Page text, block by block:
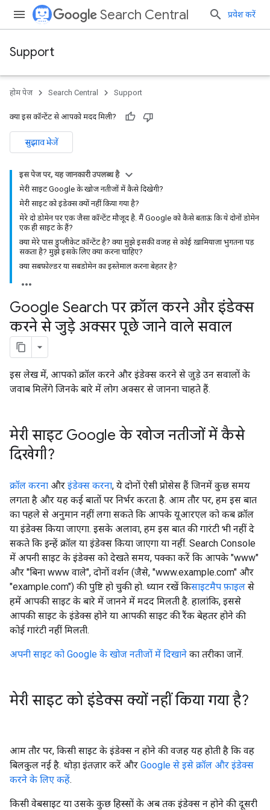
Search Central प्रवेश करें
Support
होम पेज Search Central Support
क्या इस कॉन्टेंट से आपको मदद मिली?
सुझाव भेजें
इस पेज पर, यह जानकारी उपलब्ध है
मेरी साइट Google के खोज नतीजों में कैसे दिखेगी?
मेरी साइट को इंडेक्स क्यों नहीं किया गया है?
मेरे दो डोमेन पर एक जैसा कॉन्टेंट मौजूद है. मैं Google को कैसे बताऊं कि ये दोनों डोमेन
एक ही साइट के हैं?
क्या मेरे पास डुप्लीकेट कॉन्टेंट है? क्या मुझे इसकी वजह से कोई ख़ामियाज़ा भुगतना पड़
सकता है? मुझे इसके लिए क्या करना चाहिए?
क्या सबफ़ोल्डर या सबडोमेन का इस्तेमाल करना बेहतर है?
Google Search पर क्रॉल करने और इंडेक्स
करने से जुड़े अक्सर पूछे जाने वाले सवाल
इस लेख में, आपको क्रॉल करने और इंडेक्स करने से जुड़े उन सवालों के
जवाब मिलेंगे जिनके बारे में लोग अक्सर से जानना चाहते हैं.
मेरी साइट Google के खोज नतीजों में कैसे
दिखेगी?
क्रॉल करना और इंडेक्स करना, ये दोनों ऐसी प्रोसेस हैं जिनमें कुछ समय
लगता है और यह कई बातों पर निर्भर करता है. आम तौर पर, हम इस बात
का पहले से अनुमान नहीं लगा सकते कि आपके यूआरएल को कब क्रॉल
या इंडेक्स किया जाएगा. इसके अलावा, हम इस बात की गारंटी भी नहीं दे
सकते कि इन्हें क्रॉल या इंडेक्स किया जाएगा या नहीं. Search Console
में अपनी साइट के इंडेक्स को देखते समय, पक्का करें कि आपके "www"
और "बिना www वाले", दोनों वर्शन (जैसे, "www.example.com" और
"example.com") की पुष्टि हो चुकी हो. ध्यान रखें किसाइटमैप फ़ाइल से
हमें आपकी साइट के बारे में जानने में मदद मिलती है. हालांकि, इससे
आपकी साइट के इंडेक्स होने या आपकी साइट की रैंक बेहतर होने की
कोई गारंटी नहीं मिलती.
अपनी साइट को Google के खोज नतीजों में दिखाने का तरीका जानें.
मेरी साइट को इंडेक्स क्यों नहीं किया गया है?
आम तौर पर, किसी साइट के इंडेक्स न होने की वजह यह होती है कि वह
बिलकुल नई है. थोड़ा इंतज़ार करें और Google से इसे क्रॉल और इंडेक्स
करने के लिए कहें.
किसी वेबसाइट या उसके कुछ हिस्सों के अब तक इंडेक्स न होने की दूसरी